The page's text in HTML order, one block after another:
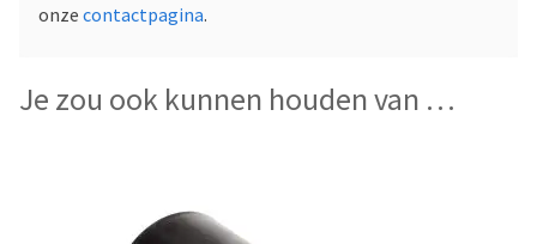
onze contactpagina.
Je zou ook kunnen houden van …